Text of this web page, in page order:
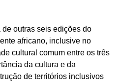
outras seis edições do
africano, inclusive no
cultural comum entre os três
da cultura e da
de territórios inclusivos